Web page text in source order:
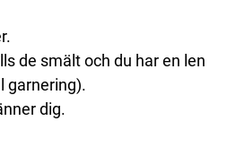
de smält och du har en len
garnering).
dig.